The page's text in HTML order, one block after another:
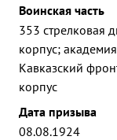
Воинская часть
353 стрелковая
корпус;
Кавказский
корпус
Дата призыва
08.08.1924